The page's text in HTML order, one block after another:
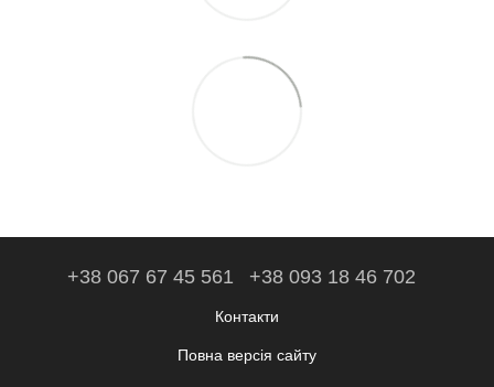
+38 067 67 45 561 +38 093 18 46 702
Контакти
Повна версія сайту